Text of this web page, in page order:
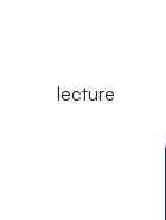
lecture